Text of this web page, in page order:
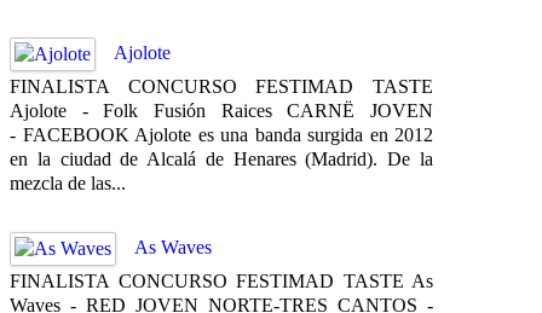
Ajolote
FINALISTA CONCURSO FESTIMAD TASTE
Ajolote - Folk Fusión Raices CARNË JOVEN
- FACEBOOK Ajolote es una banda surgida en 2012
en la ciudad de Alcalá de Henares (Madrid). De la
mezcla de las...
As Waves
FINALISTA CONCURSO FESTIMAD TASTE As
Waves - RED JOVEN NORTE-TRES CANTOS -